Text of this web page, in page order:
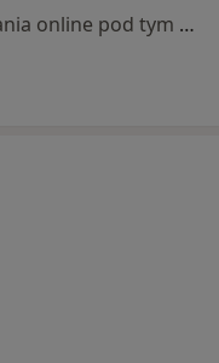
Specjalista nie oferuje umawiania online pod tym adresem.